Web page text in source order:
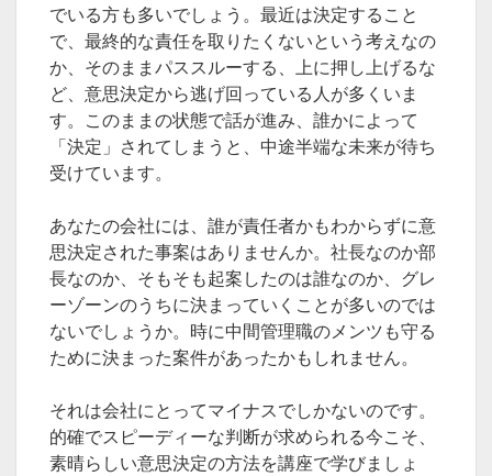
でいる方も多いでしょう。最近は決定すること
で、最終的な責任を取りたくないという考えなの
か、そのままパススルーする、上に押し上げるな
ど、意思決定から逃げ回っている人が多くいま
す。このままの状態で話が進み、誰かによって
「決定」されてしまうと、中途半端な未来が待ち
受けています。
あなたの会社には、誰が責任者かもわからずに意
思決定された事案はありませんか。社長なのか部
長なのか、そもそも起案したのは誰なのか、グレ
ーゾーンのうちに決まっていくことが多いのでは
ないでしょうか。時に中間管理職のメンツも守る
ために決まった案件があったかもしれません。
それは会社にとってマイナスでしかないのです。
的確でスピーディーな判断が求められる今こそ、
素晴らしい意思決定の方法を講座で学びましょ